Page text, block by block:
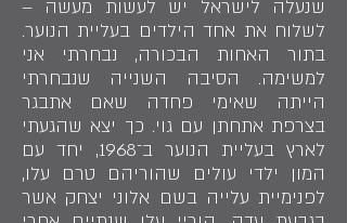
שנעלה לישראל יש לעשות מעשה –
לשלוח את אחד הילדים בעליית הנוער.
בתור האחות הבכורה, נבחרתי אני
למשימה. הסיבה השנייה שנבחרתי
הייתה שאימי פחדה שאם אתבגר
בצרפת אתחתן עם גוי. כך יצא שהגעתי
לארץ בעליית הנוער ב־1968, יחד עם
המון ילדי עולים שהוריהם טרם עלו,
לפנימיית עלייה בשם אלוני יצחק אשר